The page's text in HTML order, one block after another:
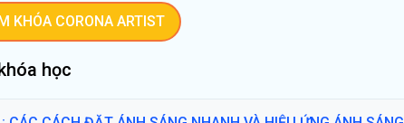
KHÓA CORONA ARTIST
học